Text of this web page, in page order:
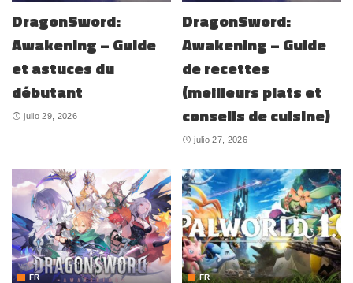
DragonSword:
Awakening – Guide
et astuces du
débutant
julio 29, 2026
DragonSword:
Awakening – Guide
de recettes
(meilleurs plats et
conseils de cuisine)
julio 27, 2026
FR FR